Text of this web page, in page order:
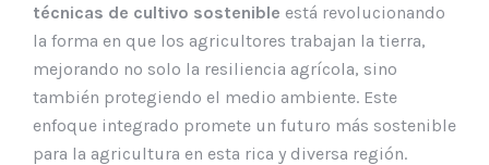
técnicas de cultivo sostenible está revolucionando
la forma en que los agricultores trabajan la tierra,
mejorando no solo la resiliencia agrícola, sino
también protegiendo el medio ambiente. Este
enfoque integrado promete un futuro más sostenible
para la agricultura en esta rica y diversa región.